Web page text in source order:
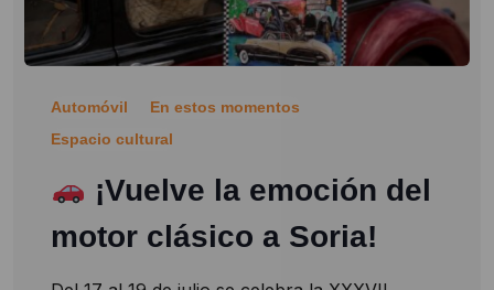
Automóvil
En estos momentos
Espacio cultural
¡Vuelve la emoción del
motor clásico a Soria!